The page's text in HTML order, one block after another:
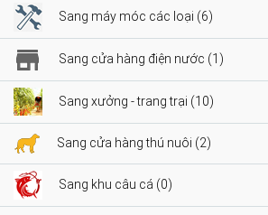
Sang máy móc các loại (6)
Sang cửa hàng điện nước (1)
Sang xưởng - trang trại (10)
Sang cửa hàng thú nuôi (2)
Sang khu câu cá (0)